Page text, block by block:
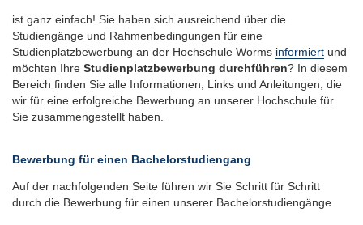
ist ganz einfach! Sie haben sich ausreichend über die
Studiengänge und Rahmenbedingungen für eine
Studienplatzbewerbung an der Hochschule Worms informiert und
möchten Ihre Studienplatzbewerbung durchführen? In diesem
Bereich finden Sie alle Informationen, Links und Anleitungen, die
wir für eine erfolgreiche Bewerbung an unserer Hochschule für
Sie zusammengestellt haben.
Bewerbung für einen Bachelorstudiengang
Auf der nachfolgenden Seite führen wir Sie Schritt für Schritt
durch die Bewerbung für einen unserer Bachelorstudiengänge